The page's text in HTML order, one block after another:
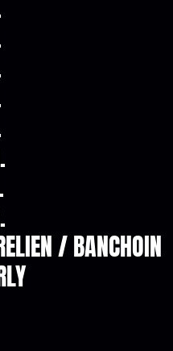
/ BANCHOIN